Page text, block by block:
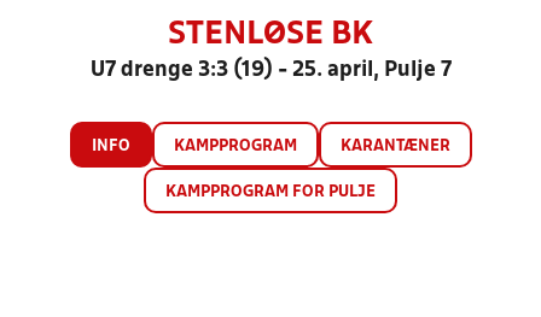
STENLØSE BK
U7 drenge 3:3 (19) - 25. april, Pulje 7
INFO KAMPPROGRAM KARANTÆNER
KAMPPROGRAM FOR PULJE